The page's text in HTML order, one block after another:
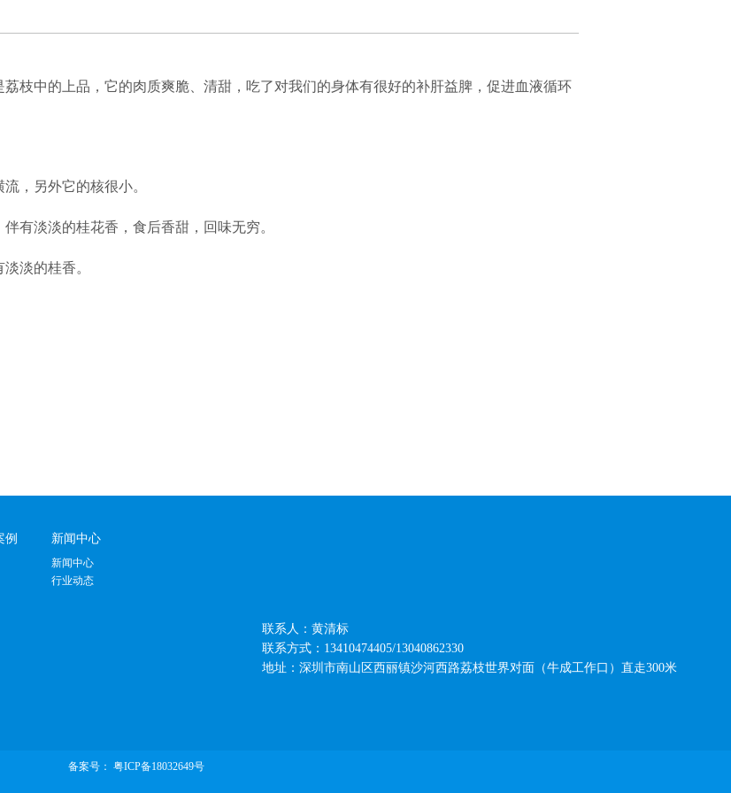
枝中的上品，它的肉质爽脆、清甜，吃了对我们的身体有很好的补肝益脾，促进血液循环
，另外它的核很小。
有淡淡的桂花香，食后香甜，回味无穷。
淡的桂香。
例 新闻中心
新闻中心
行业动态
联系人：黄清标
联系方式：13410474405/13040862330
地址：深圳市南山区西丽镇沙河西路荔枝世界对面（牛成工作口）直走300米
备案号： 粤ICP备18032649号